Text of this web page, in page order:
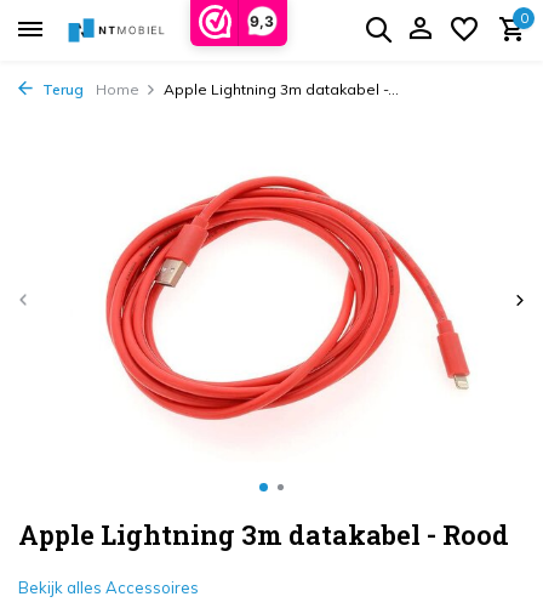
9,3 0
Terug Home Apple Lightning 3m datakabel -...
Apple Lightning 3m datakabel - Rood
Bekijk alles Accessoires